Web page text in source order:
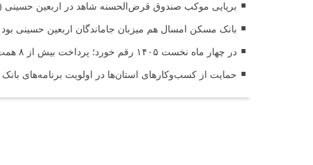
برپایی موکب صندوق قرض‌الحسنه شاهد در اربعین حسینی
بانک مسکن امسال هم میزبان جاماندگان اربعین حسینی بود
در چهار ماه نخست ۱۴۰۵ رقم خورد؛ پرداخت بیش از ۸ همت وام ازدواج به زوج‌های جوان توسط بانک ملی ایران
حمایت از کسب‌وکارهای استان‌ها در اولویت برنامه‌های بانک